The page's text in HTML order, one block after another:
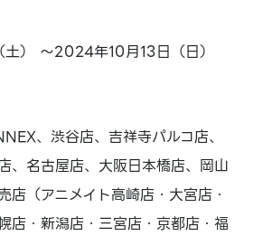
） ～2024年10月13日（日）
、渋谷店、吉祥寺パルコ店、
、名古屋店、大阪日本橋店、岡山
店（アニメイト高崎店・大宮店・
店・新潟店・三宮店・京都店・福